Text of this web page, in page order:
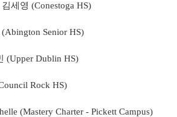
세영 (Conestoga HS)
Senior HS)
(Upper Dublin HS)
Rock HS)
(Mastery Charter - Pickett Campus)